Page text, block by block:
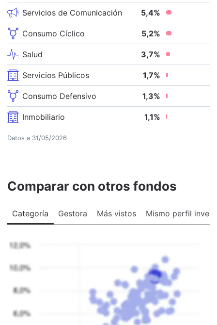
Servicios de Comunicación 5,4%
Consumo Cíclico 5,2%
Salud 3,7%
Servicios Públicos 1,7%
Consumo Defensivo 1,3%
Inmobiliario 1,1%
Datos a 31/05/2026
Comparar con otros fondos
Categoría Gestora Más vistos Mismo perfil